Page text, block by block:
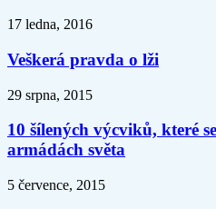
17 ledna, 2016
Veškerá pravda o lži
29 srpna, 2015
10 šílených výcviků, které
armádách světa
5 července, 2015